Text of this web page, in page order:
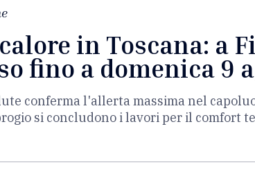
in Toscana: a
fino a domenica 9
conferma l'allerta massima nel
si concludono i lavori per il comfort